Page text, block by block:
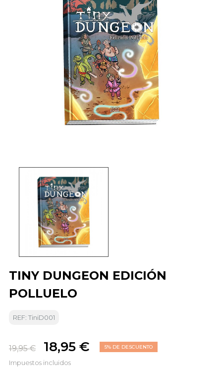
TINY DUNGEON EDICIÓN
POLLUELO
REF: TiniD001
19,95 € 18,95 € 5% DE DESCUENTO
Impuestos incluidos